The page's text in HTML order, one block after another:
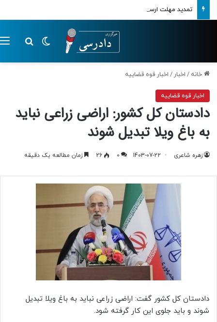
تمدید مهلت ارسال اظهارنامه‌های مالیاتی تا پایان تابستان 1405
تغییر پوسته
خانه / اخبار / اخبار قوه قضاییه
اخبار قوه قضاییه
دادستان کل کشور: اراضی زراعی نباید
به باغ ویلا تبدیل شوند
زهره شاعری 1403-07-22
0
26 زمان مطالعه یک دقیقه
دادستان کل کشور گفت: اراضی زراعی نباید به باغ ویلا تبدیل
شوند و باید جلوی این کار گرفته شود.